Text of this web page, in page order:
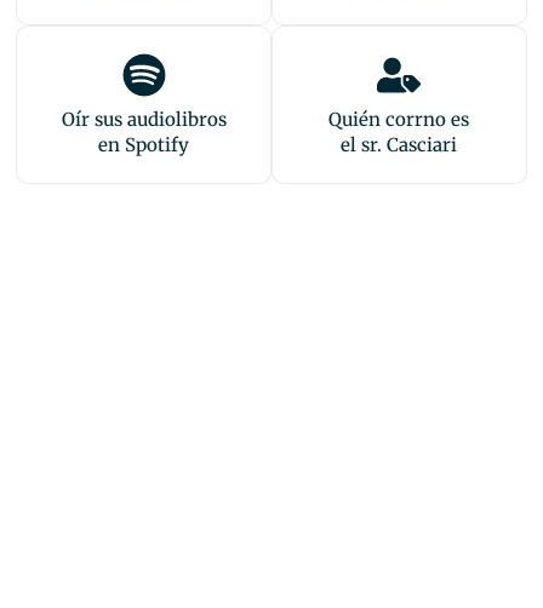
Oír sus audiolibros
en Spotify
Quién corrno es
el sr. Casciari